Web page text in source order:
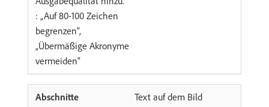
: „Auf 80-100 Zeichen
begrenzen“,
„Übermäßige Akronyme
vermeiden“
Text auf dem Bild